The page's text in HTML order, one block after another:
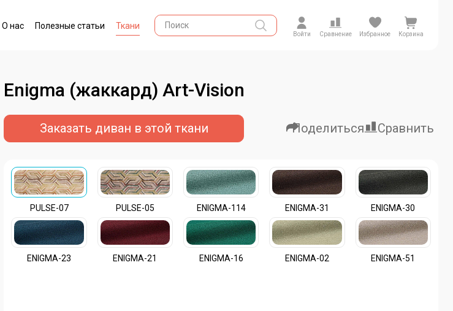
О нас Полезные статьи Ткани
Войти Сравнение Избранное Корзина
Enigma (жаккард) Art-Vision
Заказать диван в этой ткани Поделиться Сравнить
PULSE-07 PULSE-05 ENIGMA-114 ENIGMA-31 ENIGMA-30
ENIGMA-23 ENIGMA-21 ENIGMA-16 ENIGMA-02 ENIGMA-51